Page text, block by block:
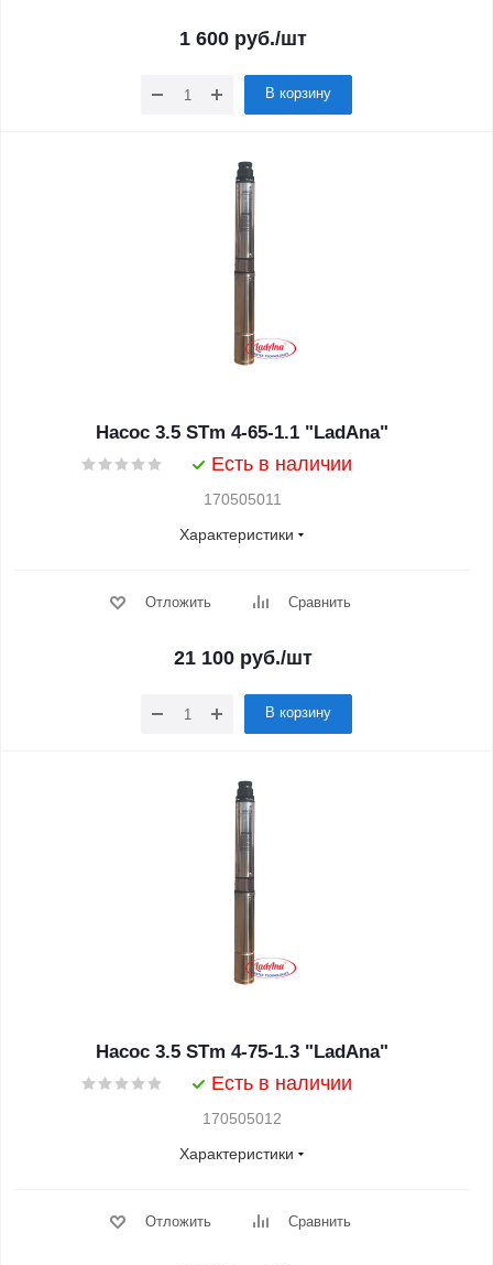
1 600руб./шт
В корзину
Насос 3.5 STm 4-65-1.1 "LadAna"
Есть в наличии
170505011
Характеристики
Отложить Сравнить
21 100руб./шт
В корзину
Насос 3.5 STm 4-75-1.3 "LadAna"
Есть в наличии
170505012
Характеристики
Отложить Сравнить